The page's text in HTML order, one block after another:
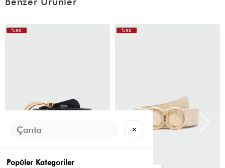
%50 %50
✕
Popüler Kategoriler